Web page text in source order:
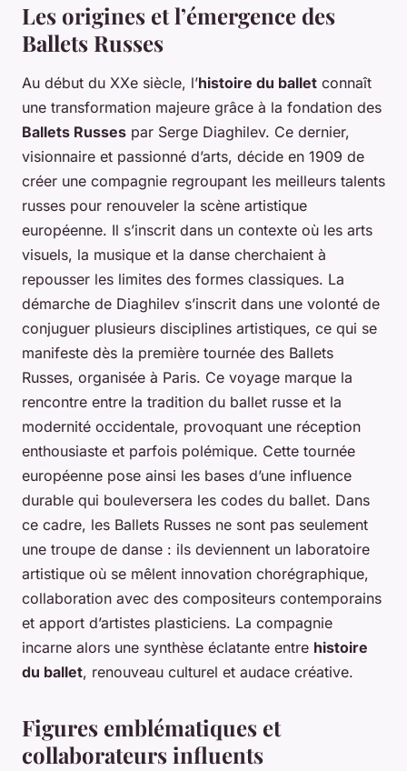
Les origines et l’émergence des
Ballets Russes
Au début du XXe siècle, l’histoire du ballet connaît
une transformation majeure grâce à la fondation des
Ballets Russes par Serge Diaghilev. Ce dernier,
visionnaire et passionné d’arts, décide en 1909 de
créer une compagnie regroupant les meilleurs talents
russes pour renouveler la scène artistique
européenne. Il s’inscrit dans un contexte où les arts
visuels, la musique et la danse cherchaient à
repousser les limites des formes classiques. La
démarche de Diaghilev s’inscrit dans une volonté de
conjuguer plusieurs disciplines artistiques, ce qui se
manifeste dès la première tournée des Ballets
Russes, organisée à Paris. Ce voyage marque la
rencontre entre la tradition du ballet russe et la
modernité occidentale, provoquant une réception
enthousiaste et parfois polémique. Cette tournée
européenne pose ainsi les bases d’une influence
durable qui bouleversera les codes du ballet. Dans
ce cadre, les Ballets Russes ne sont pas seulement
une troupe de danse : ils deviennent un laboratoire
artistique où se mêlent innovation chorégraphique,
collaboration avec des compositeurs contemporains
et apport d’artistes plasticiens. La compagnie
incarne alors une synthèse éclatante entre histoire
du ballet, renouveau culturel et audace créative.
Figures emblématiques et
collaborateurs influents